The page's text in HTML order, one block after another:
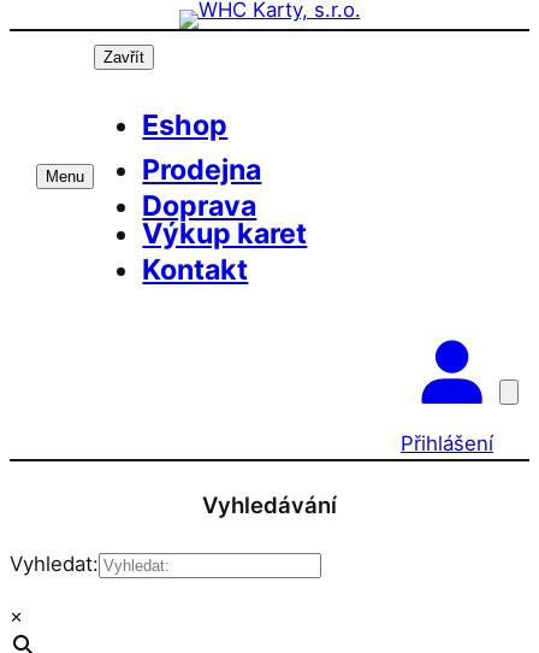
Přeskočit
Menu
Zavřít
Eshop
Prodejna
Doprava
Výkup karet
Kontakt
Přihlášení
Vyhledávání
Vyhledat:
×
Prázdninová otevírací doba prodejny! PO a ST